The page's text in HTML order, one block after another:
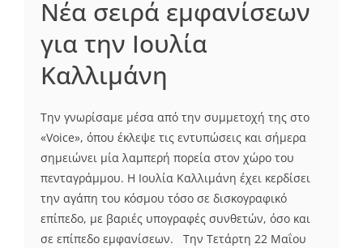
Νέα σειρά εμφανίσεων
για την Ιουλία
Καλλιμάνη
Την γνωρίσαμε μέσα από την συμμετοχή της στο
«Voice», όπου έκλεψε τις εντυπώσεις και σήμερα
σημειώνει μία λαμπερή πορεία στον χώρο του
πενταγράμμου. Η Ιουλία Καλλιμάνη έχει κερδίσει
την αγάπη του κόσμου τόσο σε δισκογραφικό
επίπεδο, με βαριές υπογραφές συνθετών, όσο και
σε επίπεδο εμφανίσεων. Την Τετάρτη 22 Μαΐου